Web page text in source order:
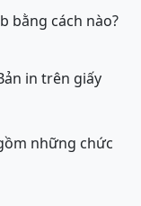
bằng cách nào?
in trên giấy
những chức